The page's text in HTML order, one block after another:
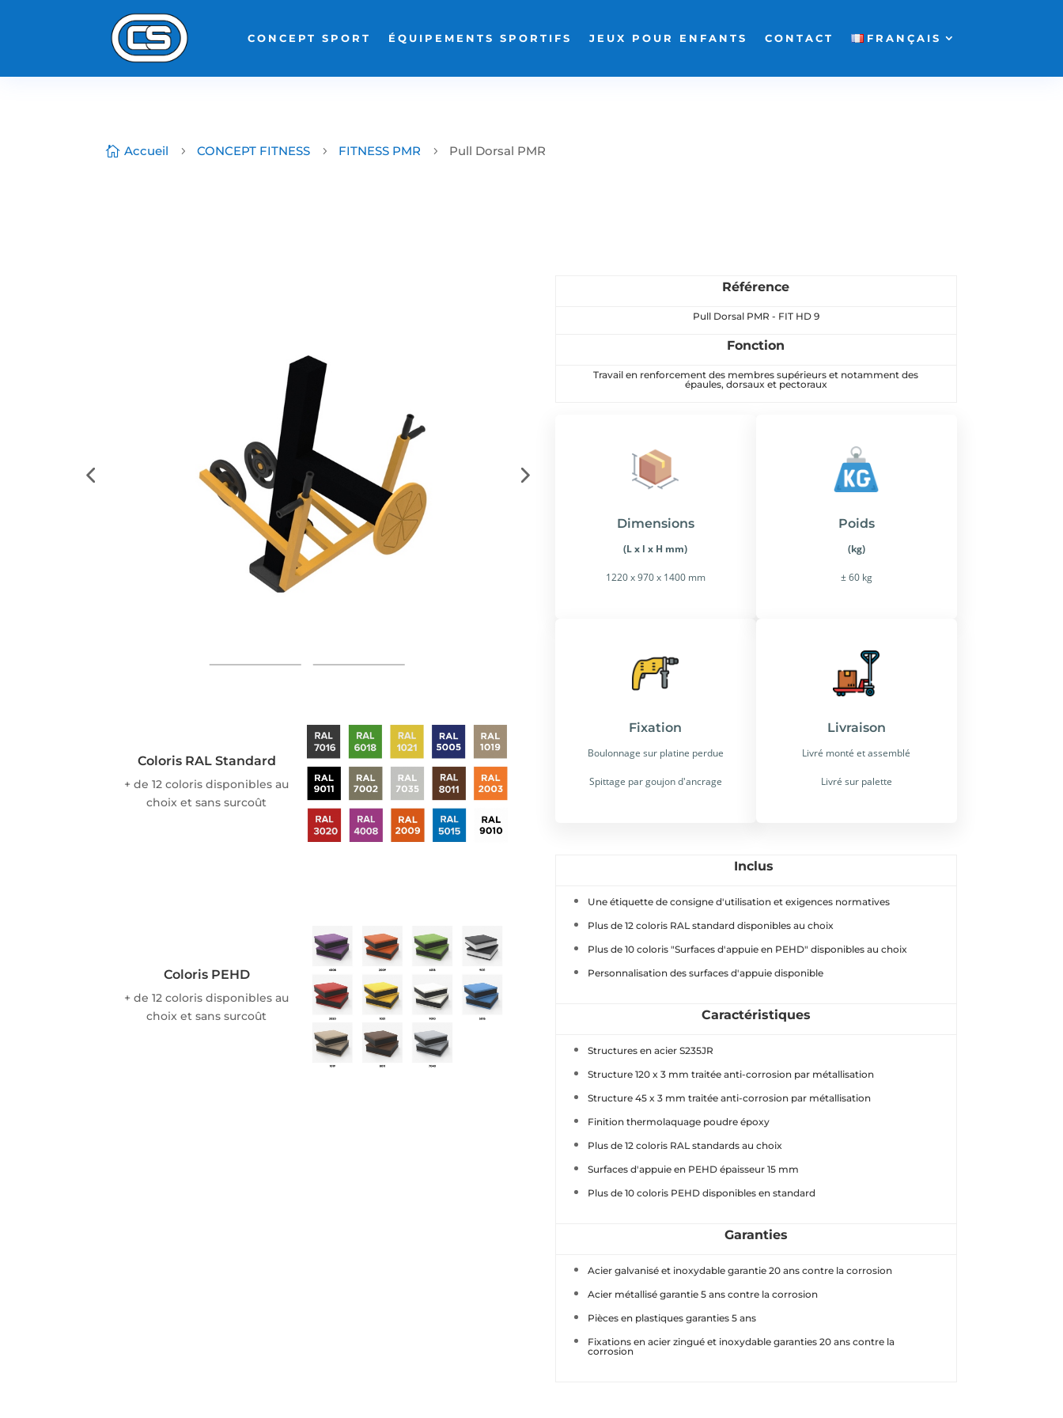
CONCEPT SPORT ÉQUIPEMENTS SPORTIFS JEUX POUR ENFANTS CONTACT FRANÇAIS
 Accueil 5 CONCEPT FITNESS 5 FITNESS PMR 5 Pull Dorsal PMR
Coloris RAL Standard
+ de 12 coloris disponibles au
choix et sans surcoût
Coloris PEHD
+ de 12 coloris disponibles au
choix et sans surcoût
Référence
Pull Dorsal PMR - FIT HD 9
Fonction
Travail en renforcement des membres supérieurs et notamment des
épaules, dorsaux et pectoraux
Dimensions
(L x l x H mm)
1220 x 970 x 1400 mm
Fixation
Boulonnage sur platine perdue
Spittage par goujon d'ancrage
Poids
(kg)
± 60 kg
Livraison
Livré monté et assemblé
Livré sur palette
Inclus
Une étiquette de consigne d'utilisation et exigences normatives
Plus de 12 coloris RAL standard disponibles au choix
Plus de 10 coloris "Surfaces d'appuie en PEHD" disponibles au choix
Personnalisation des surfaces d'appuie disponible
Caractéristiques
Structures en acier S235JR
Structure 120 x 3 mm traitée anti-corrosion par métallisation
Structure 45 x 3 mm traitée anti-corrosion par métallisation
Finition thermolaquage poudre époxy
Plus de 12 coloris RAL standards au choix
Surfaces d'appuie en PEHD épaisseur 15 mm
Plus de 10 coloris PEHD disponibles en standard
Garanties
Acier galvanisé et inoxydable garantie 20 ans contre la corrosion
Acier métallisé garantie 5 ans contre la corrosion
Pièces en plastiques garanties 5 ans
Fixations en acier zingué et inoxydable garanties 20 ans contre la
corrosion